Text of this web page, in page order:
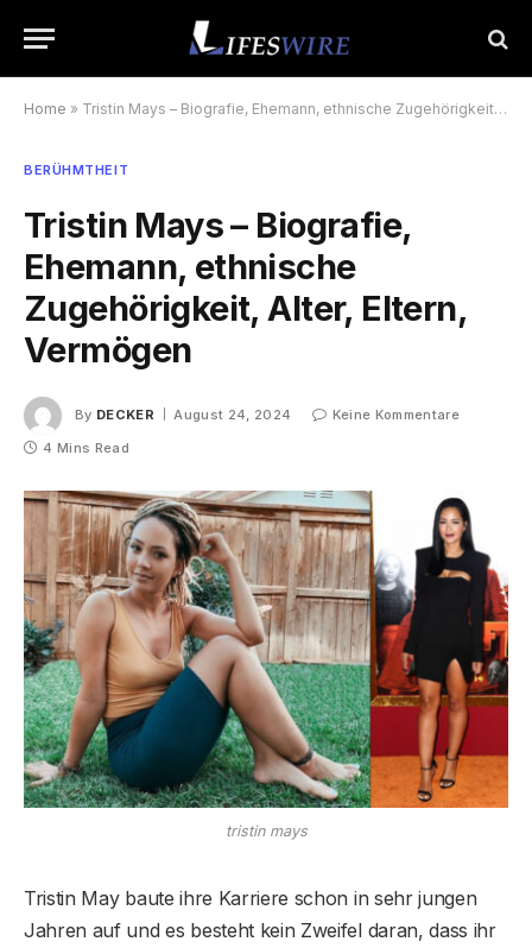
Home » Tristin Mays – Biografie, Ehemann, ethnische Zugehörigkeit, Alter, Eltern, Vermögen
BERÜHMTHEIT
Tristin Mays – Biografie,
Ehemann, ethnische
Zugehörigkeit, Alter, Eltern,
Vermögen
By DECKER August 24, 2024
Keine Kommentare
4 Mins Read
tristin mays
Tristin May baute ihre Karriere schon in sehr jungen
Jahren auf und es besteht kein Zweifel daran, dass ihr